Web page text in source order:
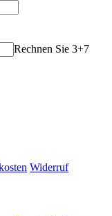
Rechnen Sie 3+7
Widerruf